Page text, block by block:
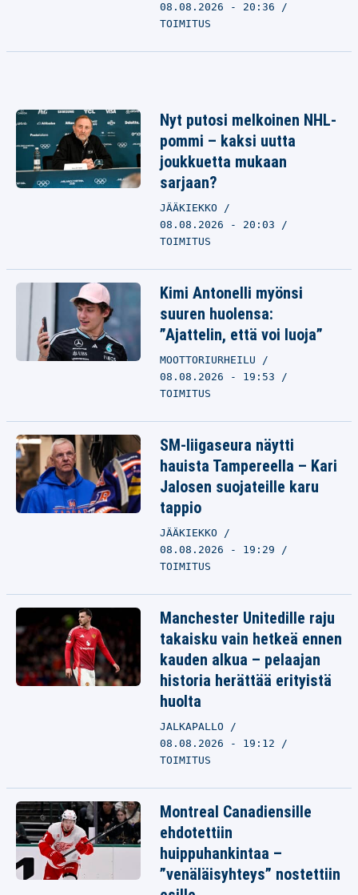
08.08.2026 - 20:36
TOIMITUS
Nyt putosi melkoinen NHL-
pommi – kaksi uutta
joukkuetta mukaan
sarjaan?
JÄÄKIEKKO
08.08.2026 - 20:03
TOIMITUS
Kimi Antonelli myönsi
suuren huolensa:
”Ajattelin, että voi luoja”
MOOTTORIURHEILU
08.08.2026 - 19:53
TOIMITUS
SM-liigaseura näytti
hauista Tampereella – Kari
Jalosen suojateille karu
tappio
JÄÄKIEKKO
08.08.2026 - 19:29
TOIMITUS
Manchester Unitedille raju
takaisku vain hetkeä ennen
kauden alkua – pelaajan
historia herättää erityistä
huolta
JALKAPALLO
08.08.2026 - 19:12
TOIMITUS
Montreal Canadiensille
ehdotettiin
huippuhankintaa –
”venäläisyhteys” nostettiin